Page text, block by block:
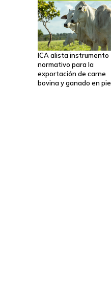
ICA alista instrumento
normativo para la
exportación de carne
bovina y ganado en pie